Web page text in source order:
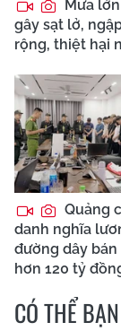
Mưa
gây sạt lở,
rộng, thiệt hại
Quảng
danh nghĩa
đường dây
hơn 120 tỷ
CÓ THỂ